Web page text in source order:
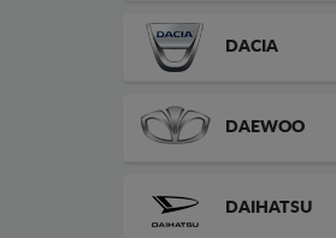
DACIA
DAEWOO
DAIHATSU